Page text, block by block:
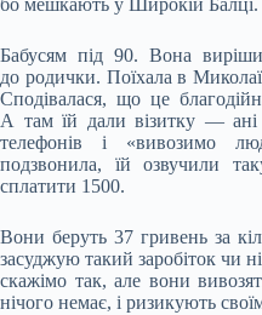
бо мешкають у Широкій Балці.
Бабусям під 90. Вона
до родички. Поїхала в
Сподівалася, що це
А там їй дали візитку —
телефонів і «вивозимо
подзвонила, їй озвучили
сплатити 1500.
Вони беруть 37 гривень за
засуджую такий заробіток чи
скажімо так, але вони
нічого немає, і ризикують